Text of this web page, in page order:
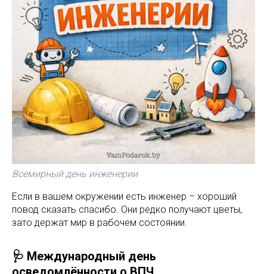
Всемирный день инженерии
Если в вашем окружении есть инженер – хороший
повод сказать спасибо. Они редко получают цветы,
зато держат мир в рабочем состоянии.
🩺 Международный день